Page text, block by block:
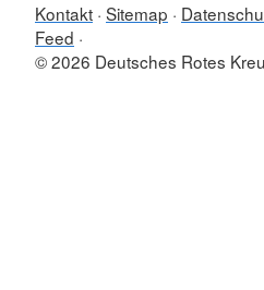
Kontakt Sitemap
Feed
© 2026 Deutsches Rotes